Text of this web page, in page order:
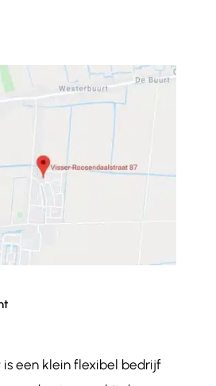
is een klein flexibel bedrijf